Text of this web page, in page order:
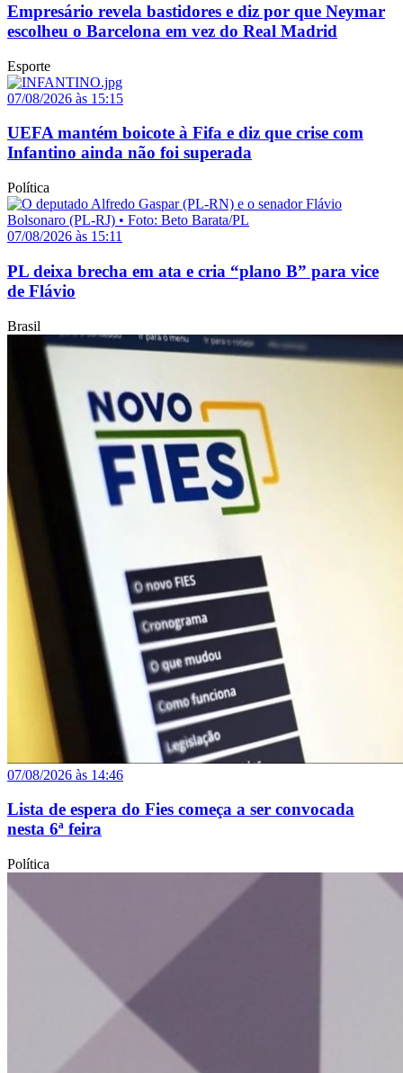
Empresário revela bastidores e diz por que Neymar
escolheu o Barcelona em vez do Real Madrid
Esporte
07/08/2026 às 15:15
UEFA mantém boicote à Fifa e diz que crise com
Infantino ainda não foi superada
Política
07/08/2026 às 15:11
PL deixa brecha em ata e cria “plano B” para vice
de Flávio
Brasil
07/08/2026 às 14:46
Lista de espera do Fies começa a ser convocada
nesta 6ª feira
Política